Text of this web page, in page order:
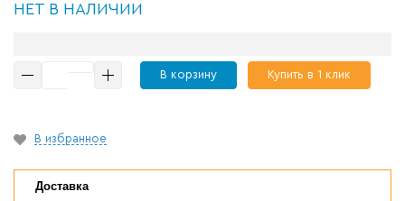
НЕТ В НАЛИЧИИ
В корзину Купить в 1 клик
В избранное
Доставка